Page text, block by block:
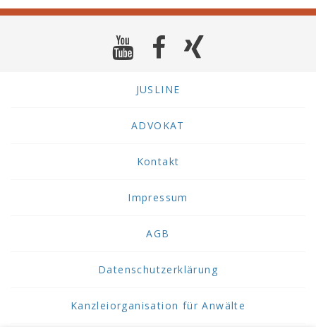
JUSLINE
ADVOKAT
Kontakt
Impressum
AGB
Datenschutzerklärung
Kanzleiorganisation für Anwälte